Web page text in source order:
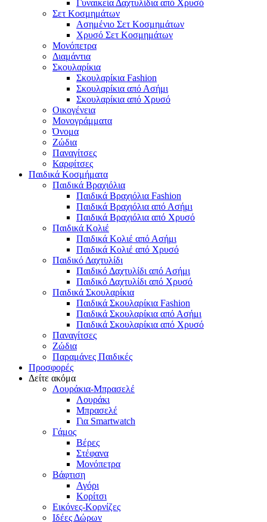
Γυναικεία Δαχτυλίδια από Χρυσό
Σετ Κοσμημάτων
Ασημένιο Σετ Κοσμημάτων
Χρυσό Σετ Κοσμημάτων
Μονόπετρα
Διαμάντια
Σκουλαρίκια
Σκουλαρίκια Fashion
Σκουλαρίκια από Ασήμι
Σκουλαρίκια από Χρυσό
Οικογένεια
Μονογράμματα
Όνομα
Ζώδια
Παναγίτσες
Καρφίτσες
Παιδικά Κοσμήματα
Παιδικά Βραχιόλια
Παιδικά Βραχιόλια Fashion
Παιδικά Βραχιόλια από Ασήμι
Παιδικά Βραχιόλια από Χρυσό
Παιδικά Κολιέ
Παιδικά Κολιέ από Ασήμι
Παιδικά Κολιέ από Χρυσό
Παιδικό Δαχτυλίδι
Παιδικό Δαχτυλίδι από Ασήμι
Παιδικό Δαχτυλίδι από Χρυσό
Παιδικά Σκουλαρίκια
Παιδικά Σκουλαρίκια Fashion
Παιδικά Σκουλαρίκια από Ασήμι
Παιδικά Σκουλαρίκια από Χρυσό
Παναγίτσες
Ζώδια
Παραμάνες Παιδικές
Προσφορές
Δείτε ακόμα
Λουράκια-Μπρασελέ
Λουράκι
Μπρασελέ
Για Smartwatch
Γάμος
Βέρες
Στέφανα
Μονόπετρα
Βάφτιση
Αγόρι
Κορίτσι
Εικόνες-Κορνίζες
Ιδέες Δώρων